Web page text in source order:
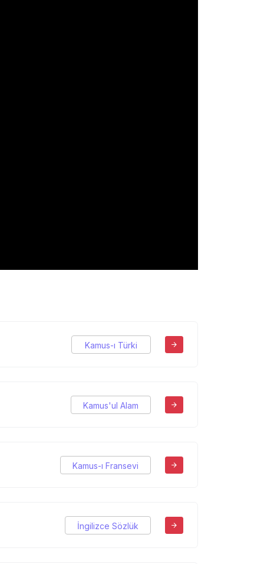
Kamus-ı Türki
Kamus'ul Alam
Kamus-ı Fransevi
İngilizce Sözlük